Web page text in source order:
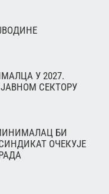
У 2027.
СЕКТОРУ
БИ
ОЧЕКУЈЕ